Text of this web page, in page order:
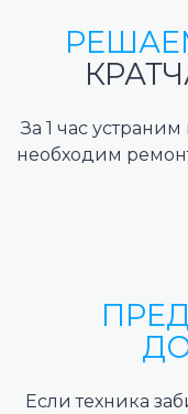
За 1 час
необходим
Если техника